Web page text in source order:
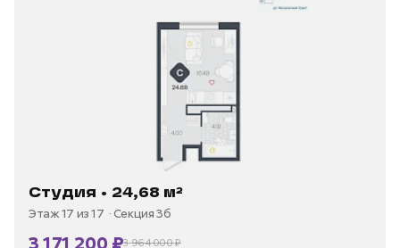
Студия • 24,68 м²
Этаж 17 из 17 Секция 3б
3 171 200 ₽3 964 000 ₽